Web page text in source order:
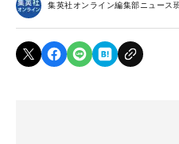
集英社オンライン編集部ニュース